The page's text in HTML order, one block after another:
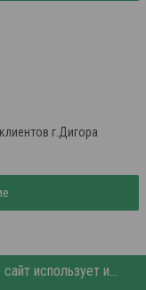
г.Дигора
Этот сайт использует «cookies». Также сайт использует интернет-сервис для сбора технических данных касательно посетителей с целью получения маркетинговой и статистической информации. Условия обработки данных посетителей сайта см.